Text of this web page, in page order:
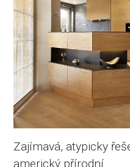
Zajímavá, atypicky
americký přírodní